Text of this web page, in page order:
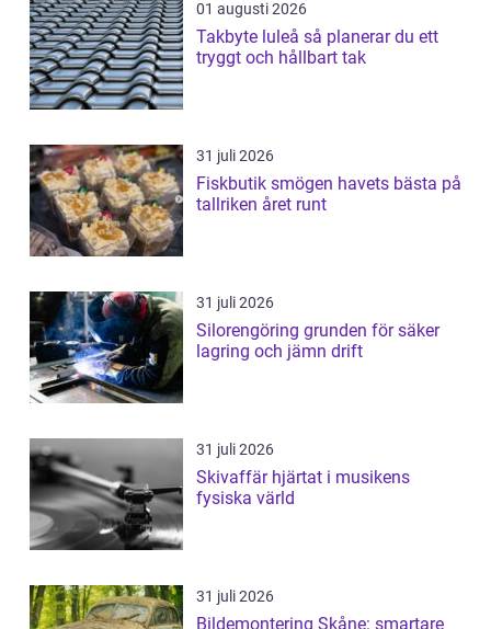
01 augusti 2026
Takbyte luleå så planerar du ett
tryggt och hållbart tak
31 juli 2026
Fiskbutik smögen havets bästa på
tallriken året runt
31 juli 2026
Silorengöring grunden för säker
lagring och jämn drift
31 juli 2026
Skivaffär hjärtat i musikens
fysiska värld
31 juli 2026
Bildemontering Skåne: smartare